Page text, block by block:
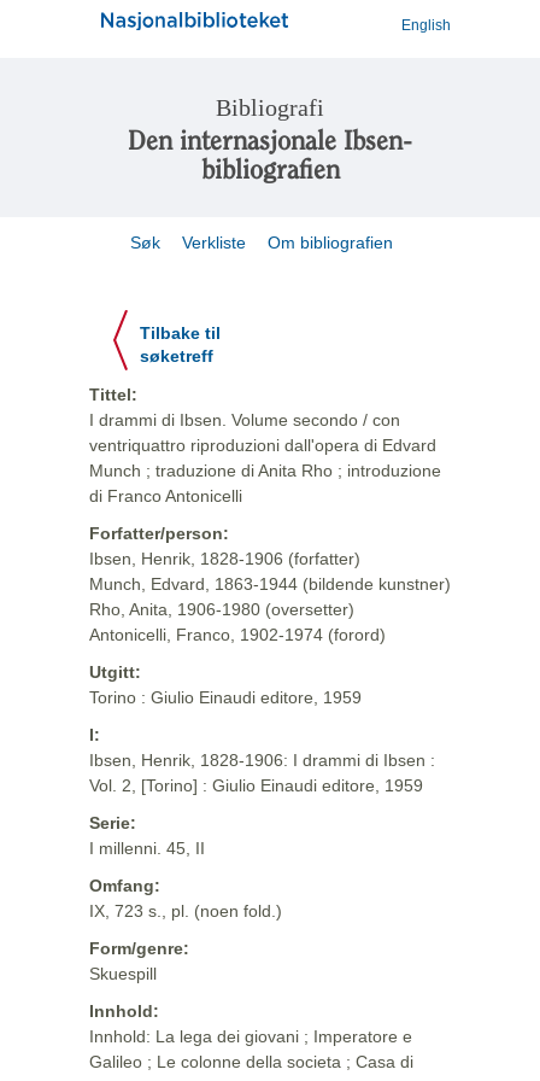
English
Bibliografi
Den internasjonale Ibsen-
bibliografien
Søk Verkliste Om bibliografien
Tilbake til
søketreff
Tittel:
I drammi di Ibsen. Volume secondo / con
ventriquattro riproduzioni dall'opera di Edvard
Munch ; traduzione di Anita Rho ; introduzione
di Franco Antonicelli
Forfatter/person:
Ibsen, Henrik, 1828-1906 (forfatter)
Munch, Edvard, 1863-1944 (bildende kunstner)
Rho, Anita, 1906-1980 (oversetter)
Antonicelli, Franco, 1902-1974 (forord)
Utgitt:
Torino : Giulio Einaudi editore, 1959
I:
Ibsen, Henrik, 1828-1906: I drammi di Ibsen :
Vol. 2, [Torino] : Giulio Einaudi editore, 1959
Serie:
I millenni. 45, II
Omfang:
IX, 723 s., pl. (noen fold.)
Form/genre:
Skuespill
Innhold:
Innhold: La lega dei giovani ; Imperatore e
Galileo ; Le colonne della societa ; Casa di